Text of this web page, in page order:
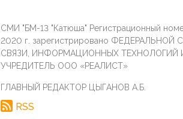
СМИ "БМ-13 "Катюша" Регистрационный
2020 г. зарегистрировано
СВЯЗИ, ИНФОРМАЦИОННЫХ
УЧРЕДИТЕЛЬ ООО «РЕАЛИСТ»
ГЛАВНЫЙ РЕДАКТОР ЦЫГАНОВ А.Б.
RSS